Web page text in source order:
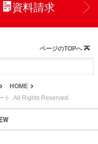
資料請求
ページのTOPへ
HOME
ト. All Rights Reserved.